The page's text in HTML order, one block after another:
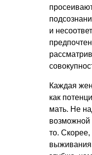
и
Каждая
как
мать. Не
то. Скорее,